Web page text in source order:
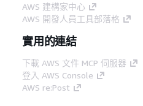
AWS 建構家中心
AWS 開發人員工具部落格
實用的連結
下載 AWS 文件 MCP 伺服器
登入 AWS Console
AWS re:Post